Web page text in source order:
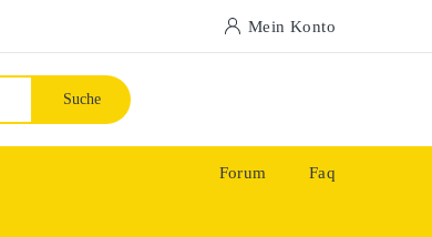
Mein Konto
Suche
Forum Faq